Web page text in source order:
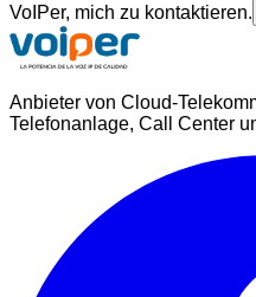
VoIPer, mich zu kontaktieren.
Anbieter von Cloud-
Telefonanlage, Call Center